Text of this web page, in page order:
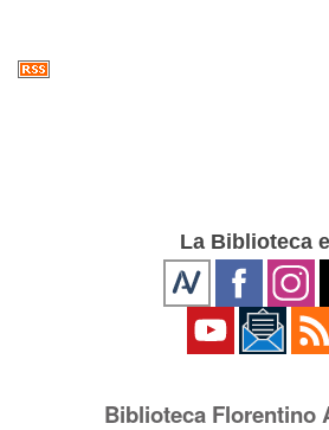
La Biblioteca
Biblioteca Florentino